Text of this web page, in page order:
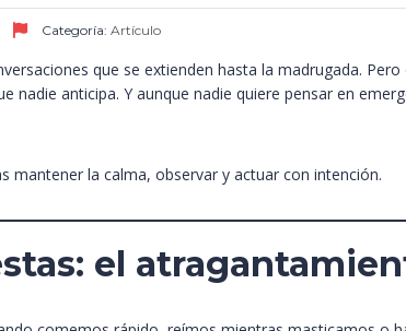
Categoría: Artículo
que se extienden hasta la madrugada.
nadie anticipa. Y aunque nadie quiere pensar en
mantener la calma, observar y actuar con intención.
el